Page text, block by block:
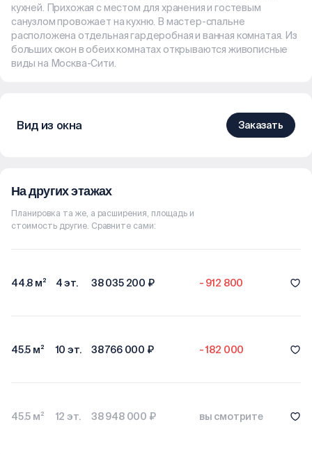
кухней. Прихожая с местом для хранения и гостевым
санузлом провожает на кухню. В мастер-спальне
расположена отдельная гардеробная и ванная комнатая. Из
больших окон в обеих комнатах открываются живописные
виды на Москва-Сити.
Вид из окна Заказать
На других этажах
Планировка та же, а расширения, площадь и
стоимость другие. Сравните сами:
44.8 м² 4 эт. 38 035 200 ₽ - 912 800
45.5 м² 10 эт. 38 766 000 ₽ - 182 000
45.5 м² 12 эт. 38 948 000 ₽ вы смотрите